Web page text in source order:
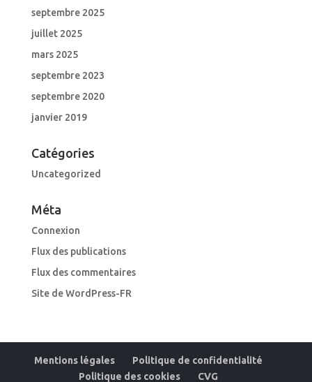
septembre 2025
juillet 2025
mars 2025
septembre 2023
septembre 2020
janvier 2019
Catégories
Uncategorized
Méta
Connexion
Flux des publications
Flux des commentaires
Site de WordPress-FR
Mentions légales
Politique de confidentialité
Politique des cookies
CVG